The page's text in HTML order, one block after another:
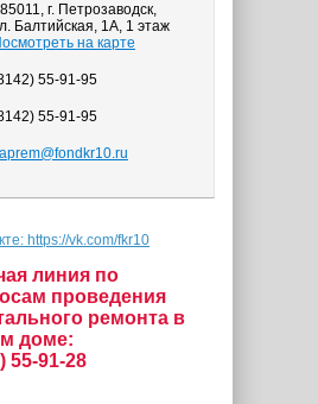
г. Петрозаводск,
Балтийская, 1А, 1 этаж
на карте
55-91-95
55-91-95
https://vk.com/fkr10
линия по
проведения
ремонта в
доме:
55-91-28